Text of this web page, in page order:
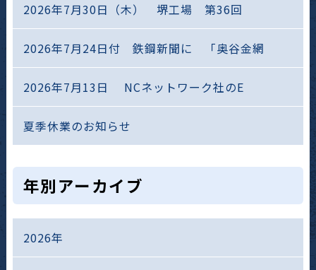
2026年7月30日（木） 堺工場 第36回
2026年7月24日付 鉄鋼新聞に 「奥谷金網
2026年7月13日 NCネットワーク社のE
夏季休業のお知らせ
年別アーカイブ
2026年